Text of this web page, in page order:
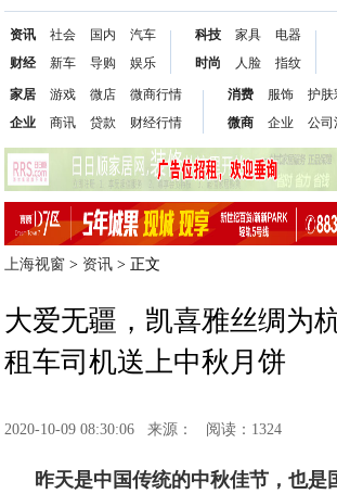
资讯
财经
社会
新车
国内
导购
汽车
娱乐
科技
时尚
家具
人脸
电器
指纹
家居
企业
游戏
商讯
微店
贷款
微商行情
财经行情
消费
微商
服饰
企业
护肤
公司
上海视窗 > 资讯 > 正文
大爱无疆，凯喜雅丝绸为
租车司机送上中秋月饼
2020-10-09 08:30:06 来源： 阅读：1324
昨天是中国传统的中秋佳节，也是